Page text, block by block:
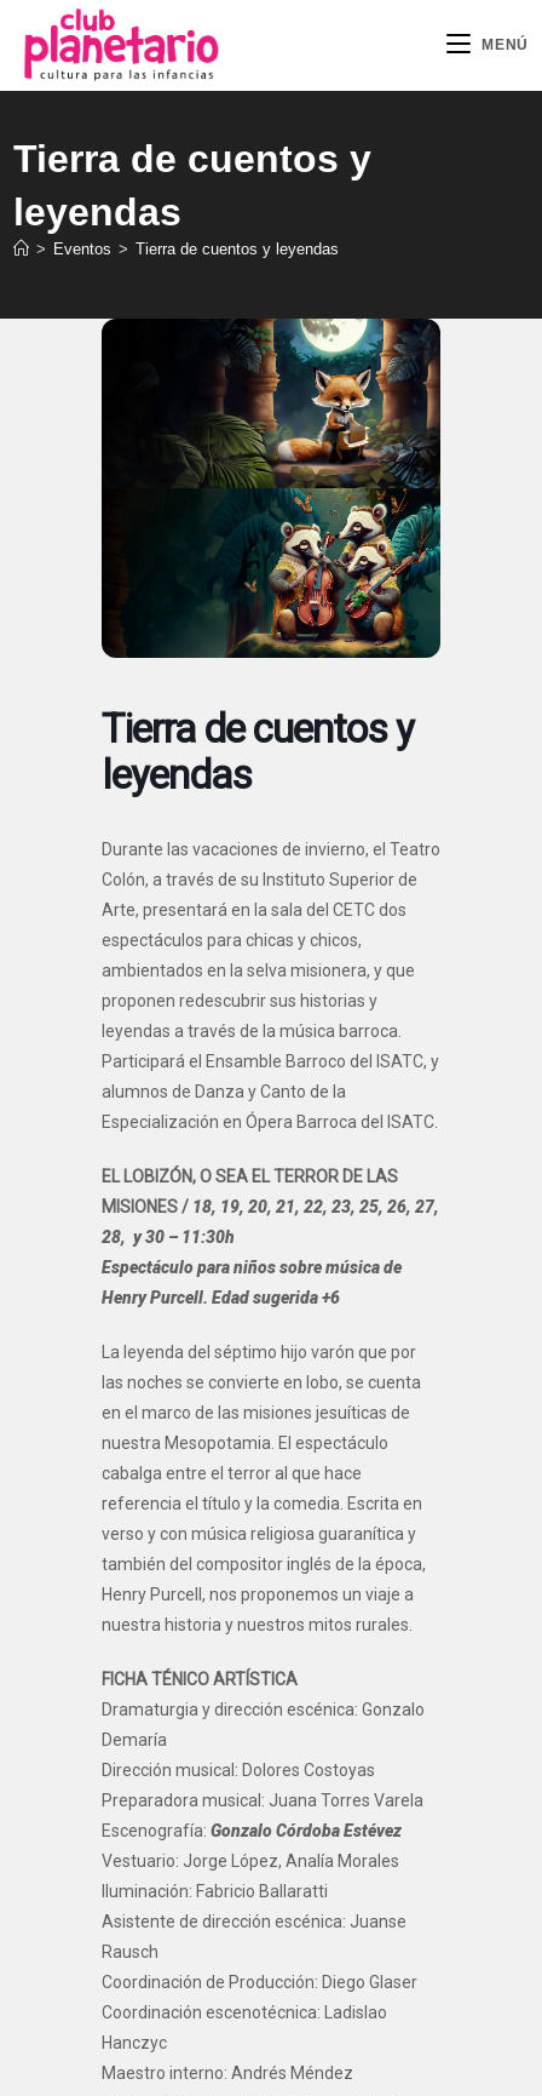
contenido
MENÚ
Tierra de cuentos y
leyendas
> Eventos > Tierra de cuentos y leyendas
Tierra de cuentos y
leyendas
Durante las vacaciones de invierno, el Teatro
Colón, a través de su Instituto Superior de
Arte, presentará en la sala del CETC dos
espectáculos para chicas y chicos,
ambientados en la selva misionera, y que
proponen redescubrir sus historias y
leyendas a través de la música barroca.
Participará el Ensamble Barroco del ISATC, y
alumnos de Danza y Canto de la
Especialización en Ópera Barroca del ISATC.
EL LOBIZÓN, O SEA EL TERROR DE LAS
MISIONES / 18, 19, 20, 21, 22, 23, 25, 26, 27,
28, y 30 – 11:30h
Espectáculo para niños sobre música de
Henry Purcell. Edad sugerida +6
La leyenda del séptimo hijo varón que por
las noches se convierte en lobo, se cuenta
en el marco de las misiones jesuíticas de
nuestra Mesopotamia. El espectáculo
cabalga entre el terror al que hace
referencia el título y la comedia. Escrita en
verso y con música religiosa guaranítica y
también del compositor inglés de la época,
Henry Purcell, nos proponemos un viaje a
nuestra historia y nuestros mitos rurales.
FICHA TÉNICO ARTÍSTICA
Dramaturgia y dirección escénica: Gonzalo
Demaría
Dirección musical: Dolores Costoyas
Preparadora musical: Juana Torres Varela
Escenografía: Gonzalo Córdoba Estévez
Vestuario: Jorge López, Analía Morales
Iluminación: Fabricio Ballaratti
Asistente de dirección escénica: Juanse
Rausch
Coordinación de Producción: Diego Glaser
Coordinación escenotécnica: Ladislao
Hanczyc
Maestro interno: Andrés Méndez